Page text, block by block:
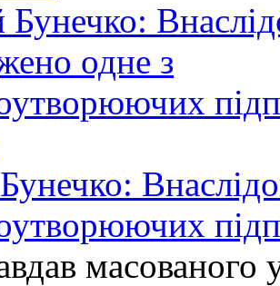
Бунечко:
масованого